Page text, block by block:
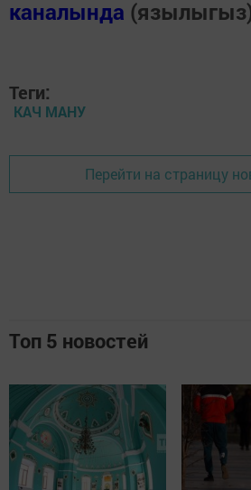
каналында
Теги:
КАЧ МАНУ
Перейти на страницу
Топ 5 новостей